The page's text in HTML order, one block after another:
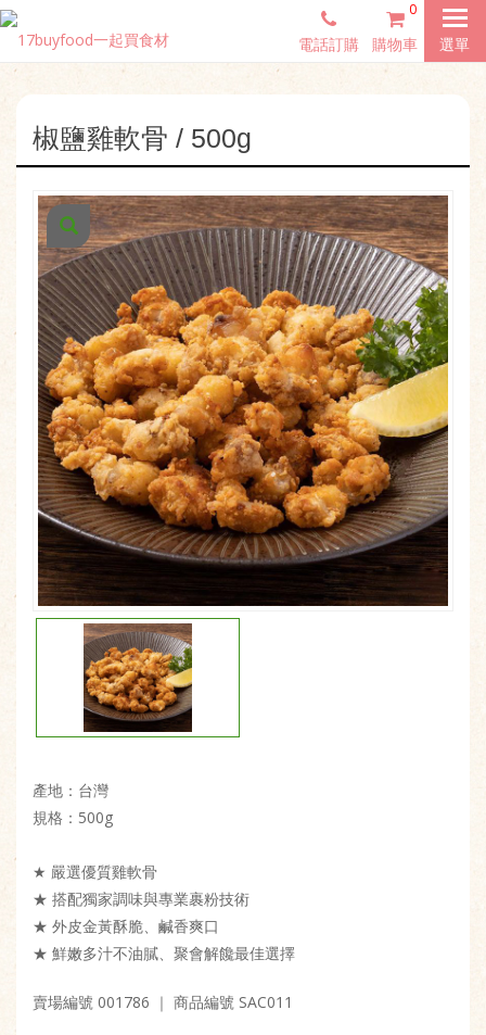
選單
電話訂購
0
購物車
椒鹽雞軟骨 / 500g
產地：台灣
規格：500g
★ 嚴選優質雞軟骨
★ 搭配獨家調味與專業裹粉技術
★ 外皮金黃酥脆、鹹香爽口
★ 鮮嫩多汁不油膩、聚會解饞最佳選擇
賣場編號 001786 ｜ 商品編號 SAC011